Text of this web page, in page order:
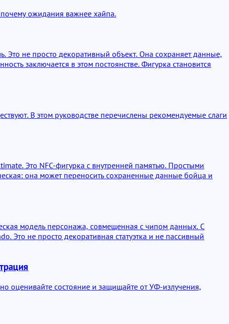
ожидания важнее хайпа.
Это не просто декоративный объект. Она сохраняет данные,
заключается в этом постоянстве. Фигурка становится
В этом руководстве перечислены рекомендуемые слаги
Это NFC-фигурка с внутренней памятью. Простыми
она может переносить сохраненные данные бойца и
модель персонажа, совмещенная с чипом данных. С
Это не просто декоративная статуэтка и не пассивный
оценивайте состояние и защищайте от УФ-излучения,